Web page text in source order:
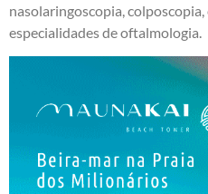
nasolaringoscopia,
especialidades de oftalmologia.